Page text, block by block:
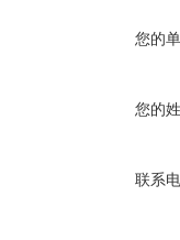
您的
您的
联系